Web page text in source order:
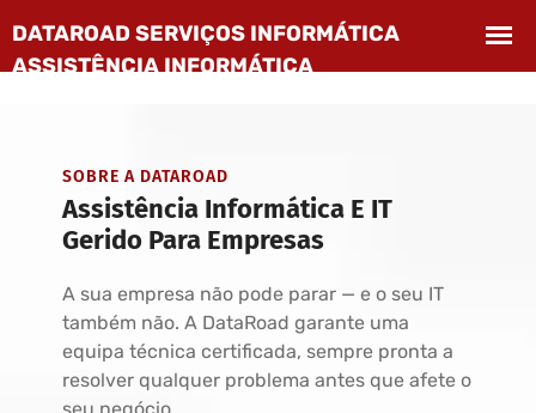
SOBRE A DATAROAD
Assistência Informática E IT
Gerido Para Empresas
A sua empresa não pode parar — e o seu IT
também não. A DataRoad garante uma
equipa técnica certificada, sempre pronta a
resolver qualquer problema antes que afete o